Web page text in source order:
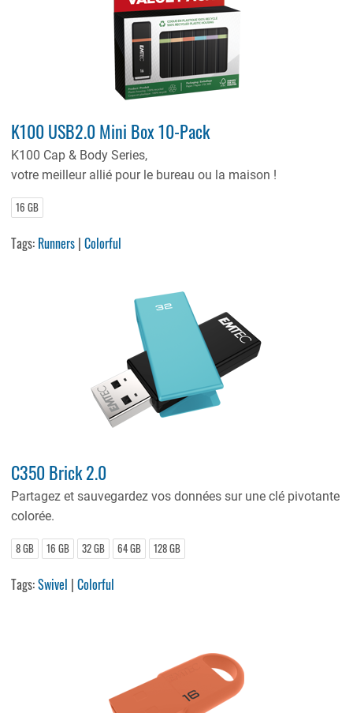
K100 USB2.0 Mini Box 10-Pack
K100 Cap & Body Series,
votre meilleur allié pour le bureau ou la maison !
16 GB
Tags: Runners |Colorful
C350 Brick 2.0
Partagez et sauvegardez vos données sur une clé pivotante
colorée.
8 GB 16 GB 32 GB 64 GB 128 GB
Tags:Swivel |Colorful